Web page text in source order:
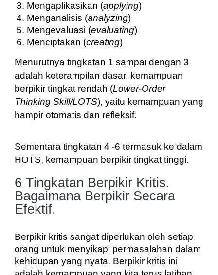
Mengaplikasikan (applying)
Menganalisis (analyzing)
Mengevaluasi (evaluating)
Menciptakan (creating)
Menurutnya tingkatan 1 sampai dengan 3
adalah keterampilan dasar, kemampuan
berpikir tingkat rendah (Lower-Order
Thinking Skill/LOTS), yaitu kemampuan yang
hampir otomatis dan refleksif.
Sementara tingkatan 4 -6 termasuk ke dalam
HOTS, kemampuan berpikir tingkat tinggi.
6 Tingkatan Berpikir Kritis.
Bagaimana Berpikir Secara
Efektif.
Berpikir kritis sangat diperlukan oleh setiap
orang untuk menyikapi permasalahan dalam
kehidupan yang nyata. Berpikir kritis ini